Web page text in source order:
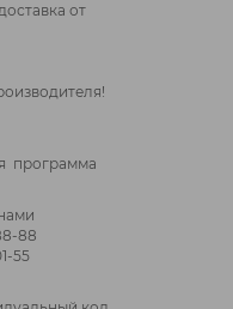
от
программа